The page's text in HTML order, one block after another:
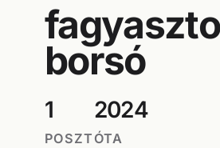
borsó
1
POSZT
2024
ÓTA